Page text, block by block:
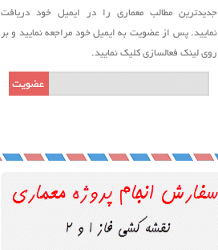
جدیدترین مطالب معماری را در ایمیل خود دریافت
نمایید. پس از عضویت به ایمیل خود مراجعه نمایید و بر
روی لینک فعالسازی کلیک نمایید.